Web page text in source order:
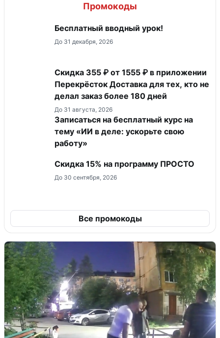
Промокоды
Бесплатный вводный урок!
До 31 декабря, 2026
Скидка 355 ₽ от 1555 ₽ в приложении
Перекрёсток Доставка для тех, кто не
делал заказ более 180 дней
До 31 августа, 2026
Записаться на бесплатный курс на
тему «ИИ в деле: ускорьте свою
работу»
Скидка 15% на программу ПРОСТО
До 30 сентября, 2026
Все промокоды